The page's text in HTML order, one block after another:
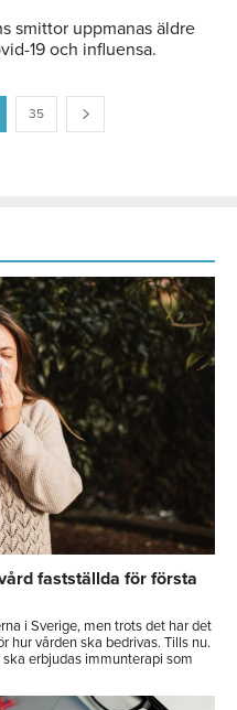
smittor uppmanas äldre
19 och influensa.
35
fastställda för första
i Sverige, men trots det har det
hur vården ska bedrivas. Tills nu.
erbjudas immunterapi som